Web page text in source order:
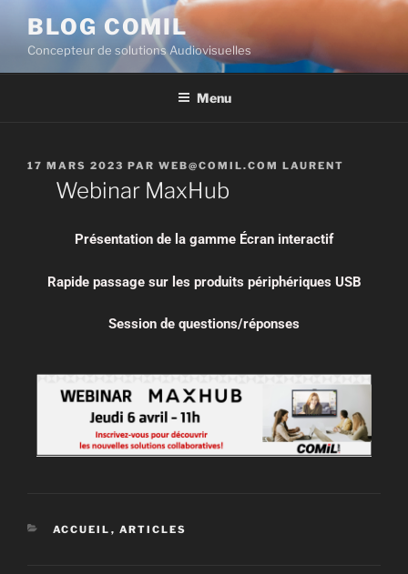
BLOG COMIL
Concepteur de solutions Audiovisuelles
Menu
17 MARS 2023 PAR WEB@COMIL.COM LAURENT
Webinar MaxHub
Présentation de la gamme Écran interactif
Rapide passage sur les produits périphériques USB
Session de questions/réponses
ACCUEIL , ARTICLES